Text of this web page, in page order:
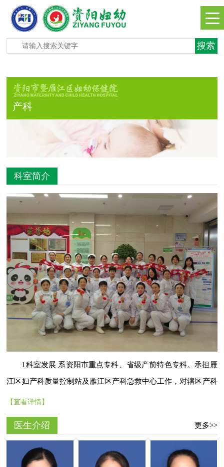
产科
科室简介
1科室发展 系资阳市重点专科、省级产前特色专科。承担雁
江区妇产科质量控制站及雁江区产科急救中心工作，对辖区产科
急危重症孕产妇的救治进行全面指导和转诊。 2科室特色 环境设
开设....
【查看详情】
医生介绍 更多>>